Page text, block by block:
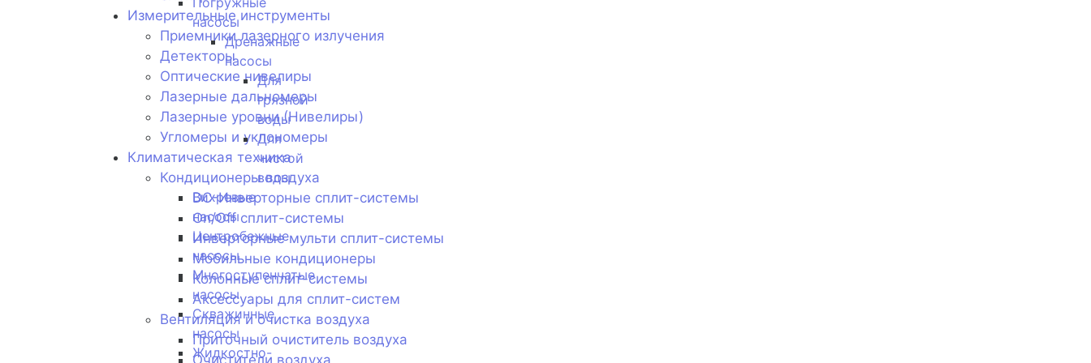
Измерительные инструменты
Приемники лазерного излучения
Детекторы
Оптические нивелиры
Лазерные дальномеры
Лазерные уровни (Нивелиры)
Угломеры и уклономеры
Климатическая техника
Кондиционеры воздуха
DC-Инверторные сплит-системы
On/Off сплит-системы
Инверторные мульти сплит-системы
Мобильные кондиционеры
Колонные сплит-системы
Аксессуары для сплит-систем
Вентиляция и очистка воздуха
Приточный очиститель воздуха
Очистители воздуха
насосы
Дренажные
насосы
Для
грязной
воды
Для
чистой
воды
Вихревые
насосы
Центробежные
насосы
Многоступенчатые
насосы
Скважинные
насосы
Жидкостно-